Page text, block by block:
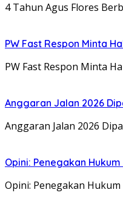
4 Tahun Agus Flores
PW Fast Respon Minta
PW Fast Respon Minta
Anggaran Jalan 2026
Anggaran Jalan 2026
Opini: Penegakan
Opini: Penegakan